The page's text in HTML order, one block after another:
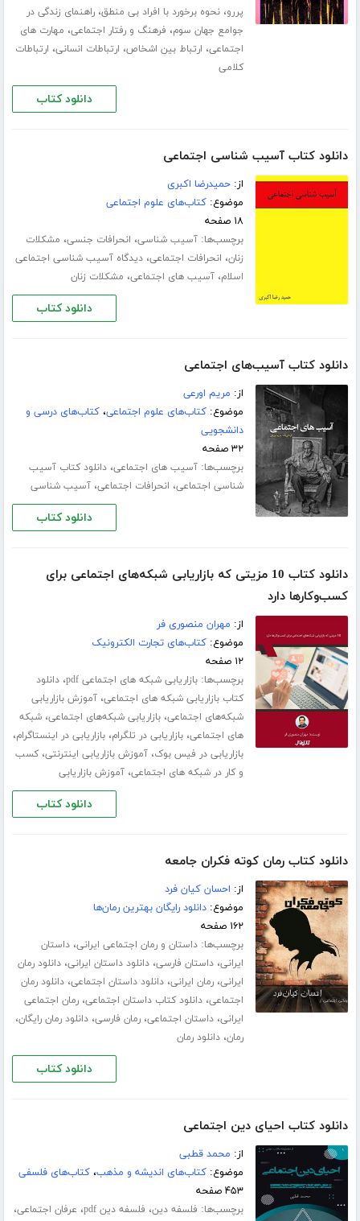
پررو،نحوه برخورد با افراد بی منطق،راهنمای زندگی در
جوامع جهان سوم، فرهنگ و رفتار اجتماعی، مهارت های
اجتماعی، ارتباط بین اشخاص، ارتباطات انسانی، ارتباطات
کلامی
دانلود کتاب
دانلود کتاب آسیب شناسی اجتماعی
از:حمیدرضا اکبری
موضوع:کتاب‌های علوم اجتماعی
۱۸ صفحه
برچسب‌ها:آسیب شناسی، انحرافات جنسی، مشکلات
زنان، انحرافات اجتماعی،دیدگاه آسیب شناسی اجتماعی
اسلام،آسیب های اجتماعی، مشکلات زنان
دانلود کتاب
دانلود کتاب آسیب‌های اجتماعی
از: مریم اورعی
موضوع:کتاب‌های علوم اجتماعی،کتاب‌های درسی و
دانشجویی
۳۲ صفحه
برچسب‌ها:آسیب های اجتماعی،دانلود کتاب آسیب
شناسی اجتماعی، انحرافات اجتماعی،آسیب شناسی
دانلود کتاب
دانلود کتاب 10 مزیتی که بازاریابی شبکه‌های اجتماعی برای
کسب‌و‌کارها دارد
از: مهران منصوری فر
موضوع:کتاب‌های تجارت الکترونیک
۱۲ صفحه
برچسب‌ها:بازاریابی شبکه های اجتماعی pdf ،دانلود
کتاب بازاریابی شبکه های اجتماعی،آموزش بازاریابی
شبکه‌های اجتماعی،بازاریابی شبکه‌های اجتماعی،شبکه
های اجتماعی،بازاریابی در تلگرام،بازاریابی در اینستاگرام،
بازاریابی در فیس بوک،آموزش بازاریابی اینترنتی،کسب
و کار در شبکه های اجتماعی،آموزش بازاریابی
دانلود کتاب
دانلود کتاب رمان کوته فکران جامعه
از: احسان کیان فرد
موضوع:دانلود رایگان بهترین رمان‌ها
۱۶۲ صفحه
برچسب‌ها:داستان و رمان اجتماعی ایرانی،داستان
ایرانی،داستان فارسی،دانلود داستان ایرانی،دانلود رمان
ایرانی،رمان ایرانی،دانلود داستان اجتماعی،دانلود رمان
اجتماعی،دانلود کتاب داستان اجتماعی،رمان اجتماعی
ایرانی،داستان اجتماعی،رمان فارسی،دانلود رمان رایگان،
رمان،دانلود رمان
دانلود کتاب
دانلود کتاب احیای دین اجتماعی
از: محمد قطبی
موضوع:کتاب‌های اندیشه و مذهب،کتاب‌های فلسفی
۴۵۳ صفحه
برچسب‌ها: فلسفه دین، فلسفه دین pdf ، عرفان اجتماعی،